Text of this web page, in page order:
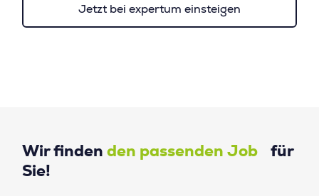
Jetzt bei expertum einsteigen
Wir finden den passenden Job für
Sie!